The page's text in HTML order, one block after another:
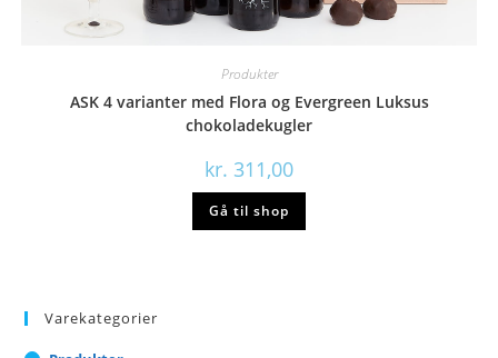
Produkter
ASK 4 varianter med Flora og Evergreen Luksus
chokoladekugler
kr. 311,00
Gå til shop
Varekategorier